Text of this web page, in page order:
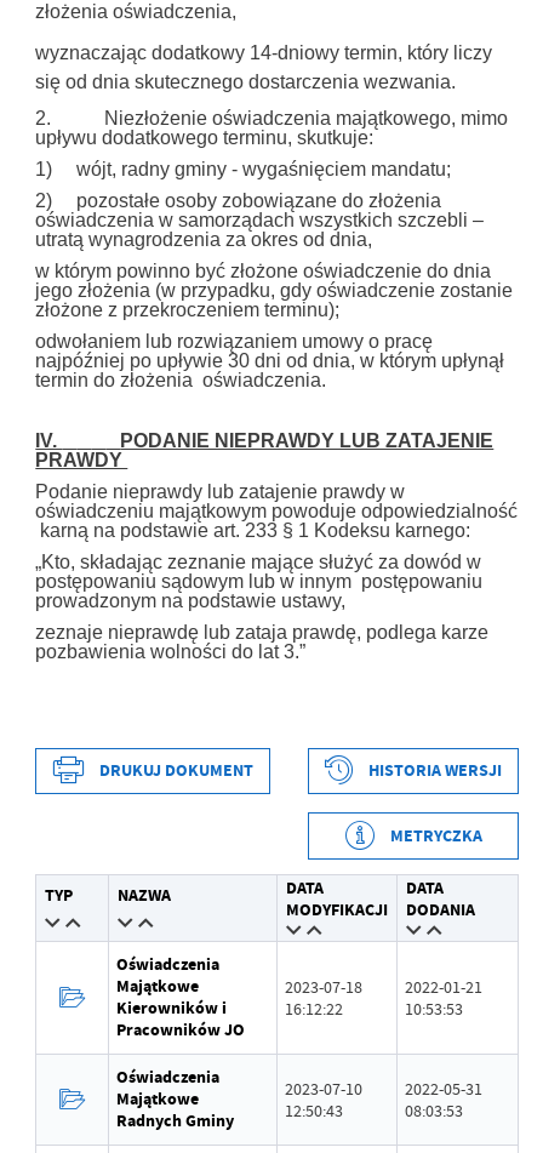
złożenia oświadczenia,
wyznaczając dodatkowy 14-dniowy termin, który liczy
się od dnia skutecznego dostarczenia wezwania.
2. Niezłożenie oświadczenia majątkowego, mimo
upływu dodatkowego terminu, skutkuje:
1) wójt, radny gminy - wygaśnięciem mandatu;
2) pozostałe osoby zobowiązane do złożenia
oświadczenia w samorządach wszystkich szczebli –
utratą wynagrodzenia za okres od dnia,
w którym powinno być złożone oświadczenie do dnia
jego złożenia (w przypadku, gdy oświadczenie zostanie
złożone z przekroczeniem terminu);
odwołaniem lub rozwiązaniem umowy o pracę
najpóźniej po upływie 30 dni od dnia, w którym upłynął
termin do złożenia oświadczenia.
IV.
PODANIE NIEPRAWDY LUB ZATAJENIE
PRAWDY
Podanie nieprawdy lub zatajenie prawdy w
oświadczeniu majątkowym powoduje odpowiedzialność
karną na podstawie art. 233 § 1 Kodeksu karnego:
„Kto, składając zeznanie mające służyć za dowód w
postępowaniu sądowym lub w innym postępowaniu
prowadzonym na podstawie ustawy,
zeznaje nieprawdę lub zataja prawdę, podlega karze
pozbawienia wolności do lat 3.”
2022-01-21 10:51:28
Wytworzył Mariusz Maciejewski
Data opublikowania
Opublikował Mariusz Maciejewski
Data ostatniej
aktualizacji
2023-08-09 13:51:10
Ostatnio zaktualizował Mariusz Szczubiał
DRUKUJ DOKUMENT HISTORIA WERSJI
METRYCZKA
TYP NAZWA
DATA
MODYFIKACJI
DATA
DODANIA
Oświadczenia
Majątkowe
Kierowników i
Pracowników JO
2023-07-18
16:12:22
2022-01-21
10:53:53
Oświadczenia
Majątkowe
Radnych Gminy
2023-07-10
12:50:43
2022-05-31
08:03:53